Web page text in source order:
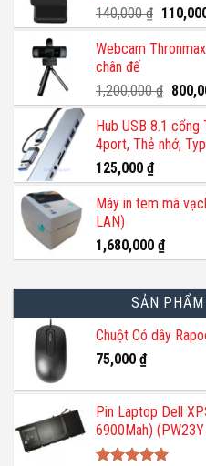
140,000₫ Giá
gốc
là:
Webcam
chân đế
1,200,000₫ Giá
gốc
là:
Hub USB 8.1
4port, Thẻ nhớ,
125,000 ₫
Máy in tem mã
LAN)
1,680,000 ₫
SẢN
Chuột Có dây
75,000 ₫
Pin Laptop Dell
6900Mah)